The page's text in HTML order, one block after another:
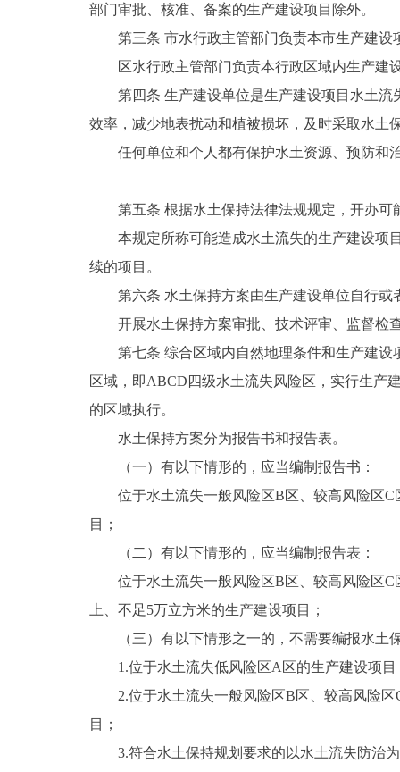
部门审批、核准、备案的生产建设项目除外。
第三条 市水行政主管部门负责本市生产建
区水行政主管部门负责本行政区域内生产建
第四条 生产建设单位是生产建设项目水土
效率，减少地表扰动和植被损坏，及时采取水土
任何单位和个人都有保护水土资源、预防和
第五条 根据水土保持法律法规规定，开办
本规定所称可能造成水土流失的生产建设项
续的项目。
第六条 水土保持方案由生产建设单位自行
开展水土保持方案审批、技术评审、监督检
第七条 综合区域内自然地理条件和生产建
区域，即ABCD四级水土流失风险区，实行生产
的区域执行。
水土保持方案分为报告书和报告表。
（一）有以下情形的，应当编制报告书：
位于水土流失一般风险区B区、较高风险区
目；
（二）有以下情形的，应当编制报告表：
位于水土流失一般风险区B区、较高风险区
上、不足5万立方米的生产建设项目；
（三）有以下情形之一的，不需要编报水
1.位于水土流失低风险区A区的生产建设项目
2.位于水土流失一般风险区B区、较高风险
目；
3.符合水土保持规划要求的以水土流失防治